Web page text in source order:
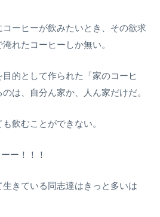
ーヒーが飲みたいとき、その欲求
れたコーヒーしか無い。
的として作られた「家のコーヒ
は、自分ん家か、人ん家だけだ。
飲むことができない。
ー！！！
きている同志達はきっと多いは